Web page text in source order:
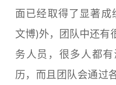
面已经取得了显著
文博)外，团队中还有
务人员，很多人都
历，而且团队会通过